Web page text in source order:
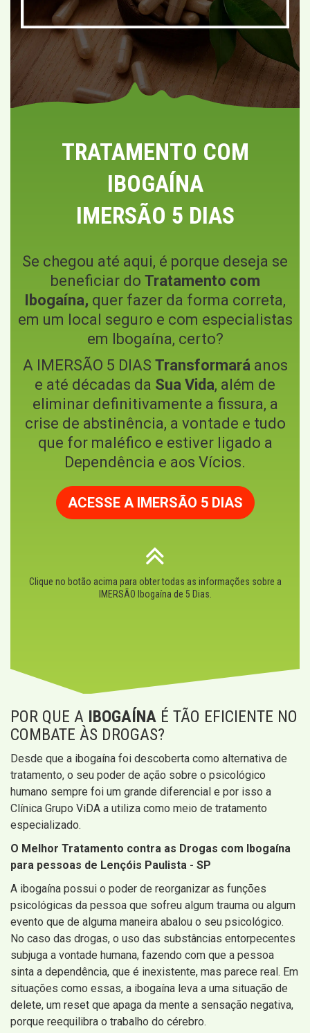
TRATAMENTO COM
IBOGAÍNA
IMERSÃO 5 DIAS
Se chegou até aqui, é porque deseja se
beneficiar do Tratamento com
Ibogaína, quer fazer da forma correta,
em um local seguro e com especialistas
em Ibogaína, certo?
A IMERSÃO 5 DIAS Transformaráanos
e até décadas da Sua Vida, além de
eliminar definitivamente a fissura, a
crise de abstinência, a vontade e tudo
que for maléfico e estiver ligado a
Dependência e aos Vícios.
ACESSE A IMERSÃO 5 DIAS
Clique no botão acima para obter todas as informações sobre a
IMERSÃO Ibogaína de 5 Dias.
POR QUE A IBOGAÍNA É TÃO EFICIENTE NO
COMBATE ÀS DROGAS?
Desde que a ibogaína foi descoberta como alternativa de
tratamento, o seu poder de ação sobre o psicológico
humano sempre foi um grande diferencial e por isso a
Clínica Grupo ViDA a utiliza como meio de tratamento
especializado.
O Melhor Tratamento contra as Drogas com Ibogaína
para pessoas de Lençóis Paulista - SP
A ibogaína possui o poder de reorganizar as funções
psicológicas da pessoa que sofreu algum trauma ou algum
evento que de alguma maneira abalou o seu psicológico.
No caso das drogas, o uso das substâncias entorpecentes
subjuga a vontade humana, fazendo com que a pessoa
sinta a dependência, que é inexistente, mas parece real. Em
situações como essas, a ibogaína leva a uma situação de
delete, um reset que apaga da mente a sensação negativa,
porque reequilibra o trabalho do cérebro.